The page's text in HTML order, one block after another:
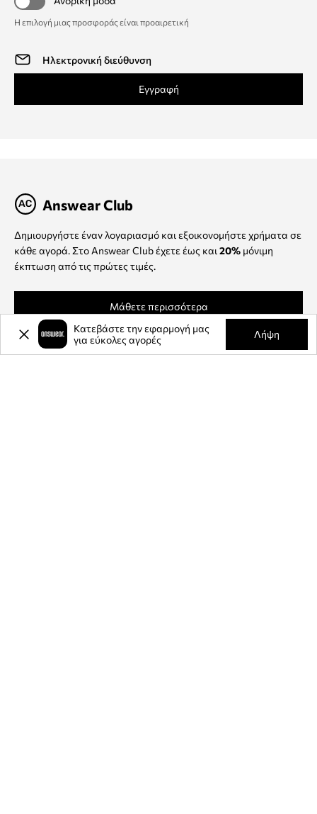
Η επιλογή μιας προσφοράς είναι προαιρετική
Εγγραφή
Answear Club
Δημιουργήστε έναν λογαριασμό και εξοικονομήστε χρήματα σε
κάθε αγορά. Στο Answear Club έχετε έως και 20% μόνιμη
έκπτωση από τις πρώτες τιμές.
Μάθετε περισσότερα
Κατεβάστε την εφαρμογή μας
για εύκολες αγορές
Λήψη